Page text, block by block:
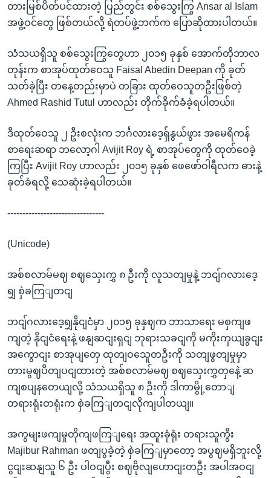
တားမြစ်ပိတ်ပင်ထားတဲ့ ပြည်တွင်း စစ်သွေးကြွ Ansar al Islam
အဖွဲ့ဝင်တွေ ဖြစ်တယ်လို့ ရဲတပ်ဖွဲ့ဘက်က ပြောဆိုထားပါတယ်။
သံသယရှိသူ စစ်သွေးကြွတွေဟာ ၂၀၁၅ ခုနှစ် အောက်တိုဘာလ
တုန်းက စာအုပ်ထုတ်ဝေသူ Faisal Abedin Deepan ကို ခုတ်
သတ်ခဲ့ပြီး တနေ့တည်းမှာပဲ တခြား ထုတ်ဝေသူတဦးဖြစ်တဲ့
Ahmed Rashid Tutul ဟာလည်း တိုက်ခိုက်ခံခဲ့ရပါတယ်။
ဒီထုတ်ဝေသူ ၂ ဦးစလုံးက ဘင်္ဂလားဒေ့ရှ်နွယ်ဖွား အမေရိကန်
စာရေးဆရာ ဘလော့ဂါ Avijit Roy ရဲ့ စာအုပ်တွေကို ထုတ်ဝေခဲ့
ကြပြီး Avijit Roy ဟာလည်း ၂၀၁၅ ခုနှစ် ဖေဖော်ဝါရီလက ဓားနဲ့
ခုတ်ခံရလို့ သေဆုံးခဲ့ရပါတယ်။
--------------------------------
(Unicode)
အစ်စလာမ်မဈ စဈသှေးကွှ ၈ ဦးကို လူသတျမှုနဲ့ ဘငျ်ဂလားဒေ့
ရျှ စှဲခကြျတငျ
ဘငျ်ဂလားဒေ့ရျှနိုငျငံမှာ ၂၀၁၅ ခုနှဈက ဘာသာရေး မစှကျဖ
ကျတဲ့ နိုငျငံရေးနဲ့ ဖနျဆငျးရှငျ ဘုရားသခငျကို မကိုးကှယျခွငျး
အကွောငျး စာအုပျတှေ ထုတျဝသေူတဦးကို သတျဖွတျမှုမှာ
တားမွဈပိတျပငျထားတဲ့ အစ်စလာမ်မဈ စဈသှေးကွှတှနေဲ့ ဆ
ကျစပျနတေယျလို့ သံသယရှိသူ ၈ ဦးကို ဒါကာမွို့တောျ
တရားရုံးတရုံးက စှဲခကြျတငျလိုကျပါတယျ။
အကွမျးဖကျမှုတိုကျဖကြျရေး အထူးခုံရုံး တရားသူကွီး
Majibur Rahman ဖတျပွခဲ့တဲ့ စှဲခကြျမှာတော့ အပွဈမရှိဘူးလို့
ငွငျးဆနျသူ ၆ ဦး ပါဝငျပွီး စဈဗိုလျဟောငျးတဦး အပါအဝငျ